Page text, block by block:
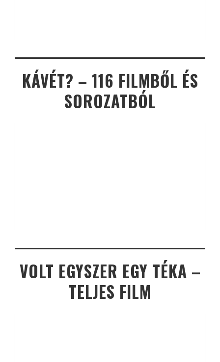
KÁVÉT? – 116 FILMBŐL ÉS
SOROZATBÓL
VOLT EGYSZER EGY TÉKA –
TELJES FILM